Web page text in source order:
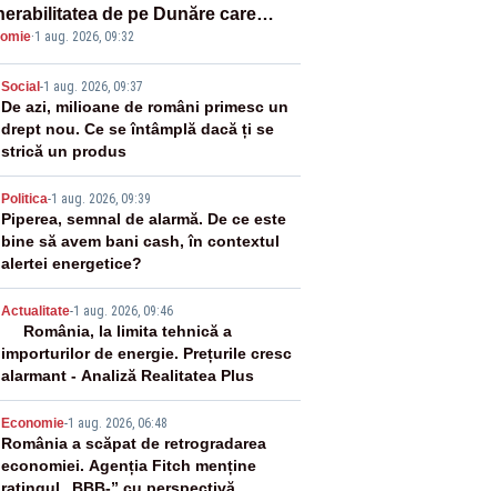
de pe Dunăre care
în pericol Centrala Cernavodă era
de pe vremea lui Ceaușescu
·1 aug. 2026, 09:32
Social -1 aug. 2026, 09:37
De azi, milioane de români primesc un
drept nou. Ce se întâmplă dacă ți se
strică un produs
Politica-1 aug. 2026, 09:39
Piperea, semnal de alarmă. De ce este
bine să avem bani cash, în contextul
alertei energetice?
Actualitate-1 aug. 2026, 09:46
România, la limita tehnică a
importurilor de energie. Prețurile cresc
alarmant - Analiză Realitatea Plus
Economie-1 aug. 2026, 06:48
România a scăpat de retrogradarea
economiei. Agenția Fitch menține